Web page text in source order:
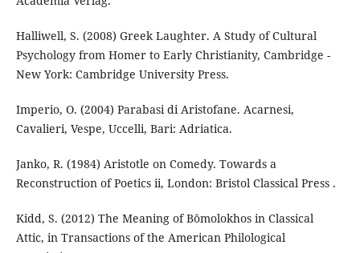
Halliwell, S. (2008) Greek Laughter. A Study of Cultural
Psychology from Homer to Early Christianity, Cambridge -
New York: Cambridge University Press.
Imperio, O. (2004) Parabasi di Aristofane. Acarnesi,
Cavalieri, Vespe, Uccelli, Bari: Adriatica.
Janko, R. (1984) Aristotle on Comedy. Towards a
Reconstruction of Poetics ii, London: Bristol Classical Press .
Kidd, S. (2012) The Meaning of Bōmolokhos in Classical
Attic, in Transactions of the American Philological